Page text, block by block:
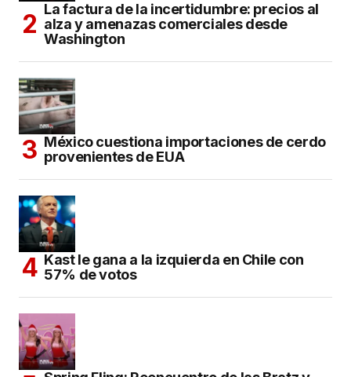
La factura de la incertidumbre: precios al
alza y amenazas comerciales desde
Washington
México cuestiona importaciones de cerdo
provenientes de EUA
Kast le gana a la izquierda en Chile con
57% de votos